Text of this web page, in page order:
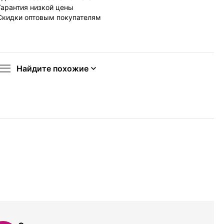
низкой цены
оптовым покупателям
Найдите похожие